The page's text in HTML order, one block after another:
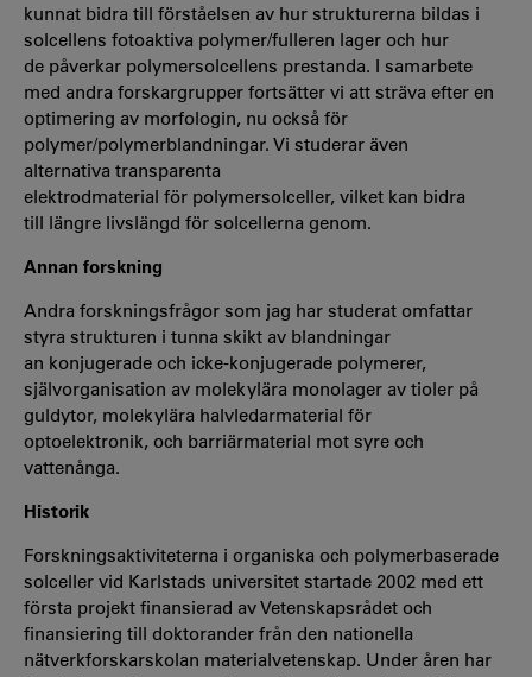
kunnat bidra till förståelsen av hur strukturerna bildas i
solcellens fotoaktiva polymer/fulleren lager och hur
de påverkar polymersolcellens prestanda. I samarbete
med andra forskargrupper fortsätter vi att sträva efter en
optimering av morfologin, nu också för
polymer/polymerblandningar. Vi studerar även
alternativa transparenta
elektrodmaterial för polymersolceller, vilket kan bidra
till längre livslängd för solcellerna genom.
Annan forskning
Andra forskningsfrågor som jag har studerat omfattar
styra strukturen i tunna skikt av blandningar
an konjugerade och icke-konjugerade polymerer,
självorganisation av molekylära monolager av tioler på
guldytor, molekylära halvledarmaterial för
optoelektronik, och barriärmaterial mot syre och
vattenånga.
Historik
Forskningsaktiviteterna i organiska och polymerbaserade
solceller vid Karlstads universitet startade 2002 med ett
första projekt finansierad av Vetenskapsrådet och
finansiering till doktorander från den nationella
nätverkforskarskolan materialvetenskap. Under åren har